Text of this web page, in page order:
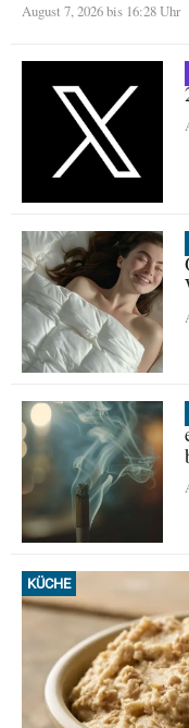
August 7, 2026 bis 16:28 Uhr
KÜCHE